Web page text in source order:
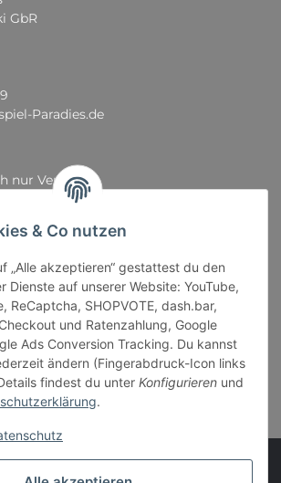
& Co nutzen
„Alle akzeptieren“ gestattest du den
Dienste auf unserer Website: YouTube,
ReCaptcha, SHOPVOTE, dash.bar,
und Ratenzahlung, Google
Ads Conversion Tracking. Du kannst
ändern (Fingerabdruck-Icon links
findest du unter Konfigurieren und
.
GbR
Paradies.de
nur Versand
und Freitag: 11:00 - 18:30 Uhr
Uhr
unserer Events